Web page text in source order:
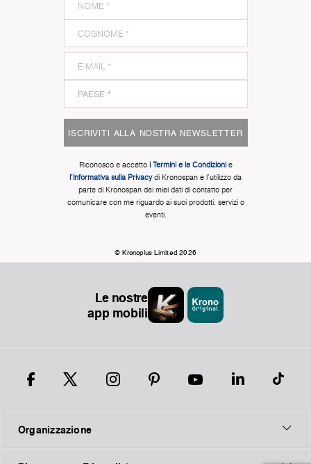
ISCRIVITI ALLA NOSTRA NEWSLETTER
Riconosco e accetto i Termini e le Condizionie
l'Informativa sulla Privacydi Kronospan e l'utilizzo da
parte di Kronospan dei miei dati di contatto per
comunicare con me riguardo ai suoi prodotti, servizi o
eventi.
© Kronoplus Limited 2026
Le nostre
app mobili
Organizzazione